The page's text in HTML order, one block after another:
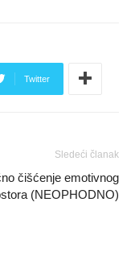
Twitter
Sledeći članak
čišćenje emotivnog
(NEOPHODNO)